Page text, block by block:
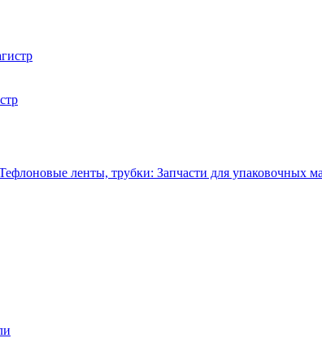
ленты, трубки: Запчасти для упаковочных